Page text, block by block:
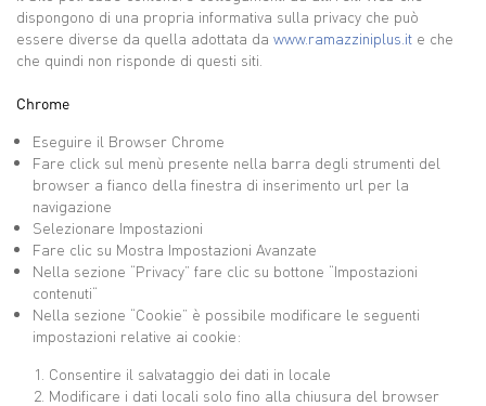
dispongono di una propria informativa sulla privacy che può
essere diverse da quella adottata da www.ramazziniplus.it e che
che quindi non risponde di questi siti.
Chrome
Eseguire il Browser Chrome
Fare click sul menù presente nella barra degli strumenti del
browser a fianco della finestra di inserimento url per la
navigazione
Selezionare Impostazioni
Fare clic su Mostra Impostazioni Avanzate
Nella sezione “Privacy” fare clic su bottone “Impostazioni
contenuti“
Nella sezione “Cookie” è possibile modificare le seguenti
impostazioni relative ai cookie:
Consentire il salvataggio dei dati in locale
Modificare i dati locali solo fino alla chiusura del browser